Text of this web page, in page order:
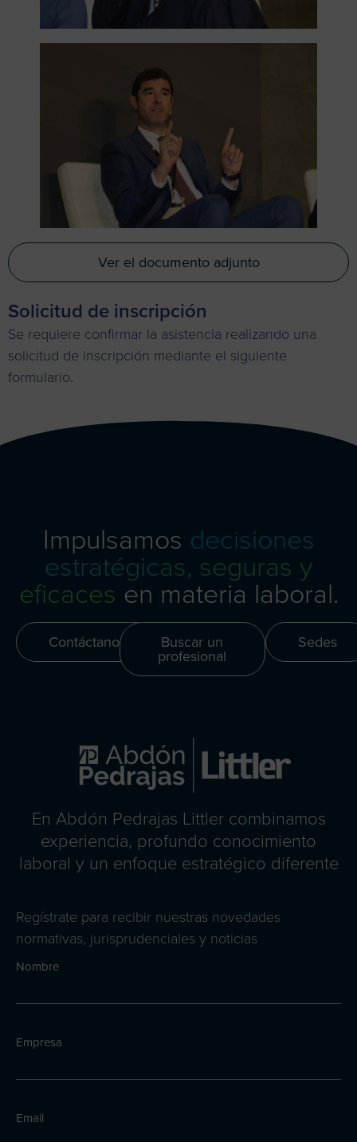
Ver el documento adjunto
Solicitud de inscripción
Se requiere confirmar la asistencia realizando una
solicitud de inscripción mediante el siguiente
formulario.
Impulsamos decisiones
estratégicas, seguras y
eficaces en materia laboral.
Contáctanos Buscar un
profesional
Sedes
En Abdón Pedrajas Littler combinamos
experiencia, profundo conocimiento
laboral y un enfoque estratégico diferente
Regístrate para recibir nuestras novedades
normativas, jurisprudenciales y noticias
Nombre
Empresa
Email